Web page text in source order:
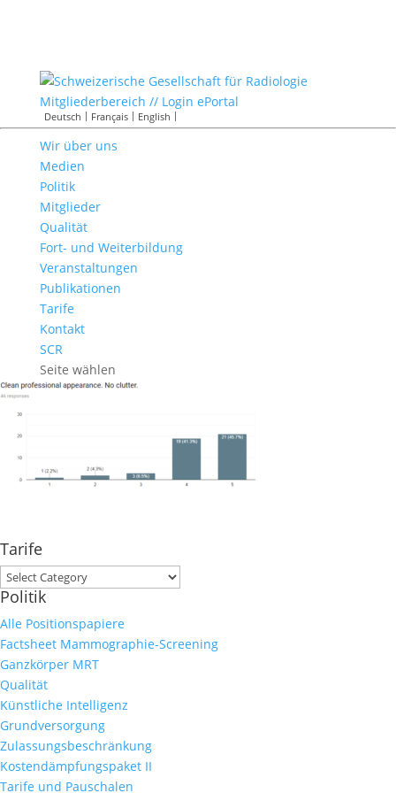
Mitgliederbereich // Login ePortal
Deutsch Français English
Wir über uns
Medien
Politik
Mitglieder
Qualität
Fort- und Weiterbildung
Veranstaltungen
Publikationen
Tarife
Kontakt
SCR
Seite wählen
Tarife
Tarife
Politik
Alle Positionspapiere
Factsheet Mammographie-Screening
Ganzkörper MRT
Qualität
Künstliche Intelligenz
Grundversorgung
Zulassungsbeschränkung
Kostendämpfungspaket II
Tarife und Pauschalen